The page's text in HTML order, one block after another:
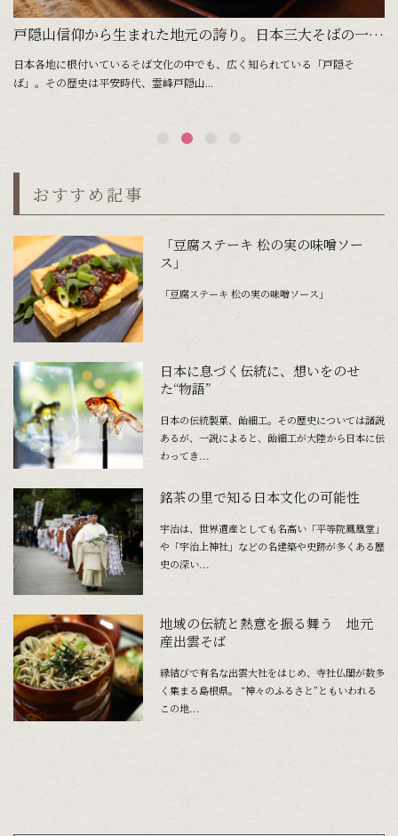
戸隠山信仰から生まれた地元の誇り。日本三大そばの一つ「戸隠そば」
日本各地に根付いているそば文化の中でも、広く知られている「戸隠そ
ば」。その歴史は平安時代、霊峰戸隠山...
おすすめ記事
「豆腐ステーキ 松の実の味噌ソー
ス」
「豆腐ステーキ 松の実の味噌ソース」
日本に息づく伝統に、想いをのせ
た“物語”
日本の伝統製菓、飴細工。その歴史については諸説
あるが、一説によると、飴細工が大陸から日本に伝
わってき...
銘茶の里で知る日本文化の可能性
宇治は、世界遺産としても名高い「平等院鳳凰堂」
や「宇治上神社」などの名建築や史跡が多くある歴
史の深い...
地域の伝統と熱意を振る舞う 地元
産出雲そば
縁結びで有名な出雲大社をはじめ、寺社仏閣が数多
く集まる島根県。 “神々のふるさと”ともいわれる
この地...